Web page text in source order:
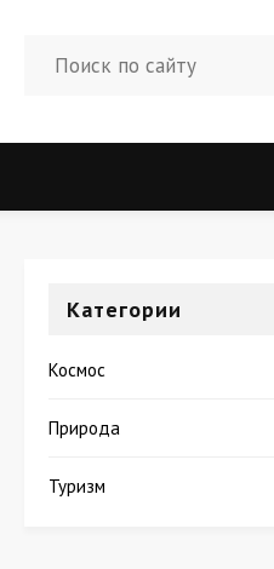
Категории
Космос
Природа
Туризм